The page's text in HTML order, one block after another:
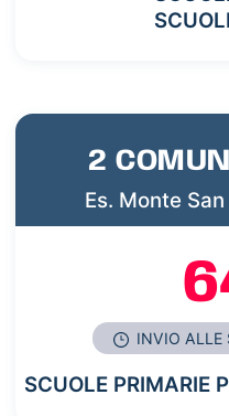
2
Es. Monte
INVIO ALLE
SCUOLE PRIMARIE